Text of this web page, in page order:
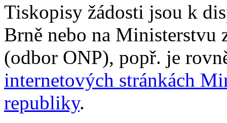
Tiskopisy žádosti jsou k
Brně nebo na
(odbor ONP), popř. je
internetových stránkách
republiky.